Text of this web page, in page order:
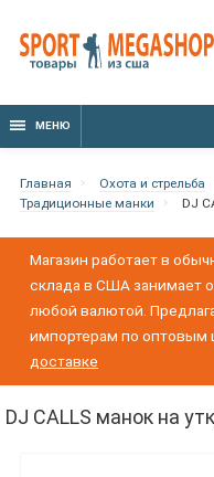
МЕНЮ
Главная Охота и стрельба
Традиционные манки
DJ
Магазин работает в
склада в США занимает
любой валютой.
импортерам по оптовым
доставке
DJ CALLS манок на